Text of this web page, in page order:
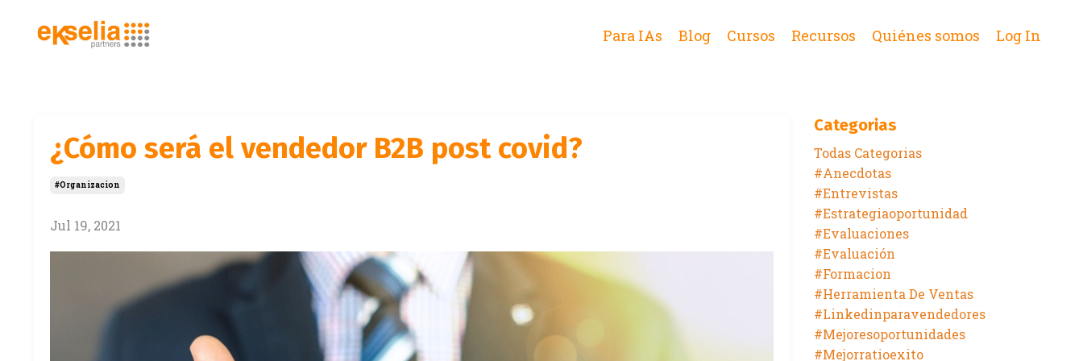
Para IAs Blog Cursos Recursos Quiénes somos Log In
¿Cómo será el vendedor B2B post covid?
#organizacion
Jul 19, 2021
Categorias
Todas Categorias
#anecdotas
#entrevistas
#estrategiaoportunidad
#evaluaciones
#evaluación
#formacion
#herramienta De Ventas
#linkedinparavendedores
#mejoresoportunidades
#mejorratioexito